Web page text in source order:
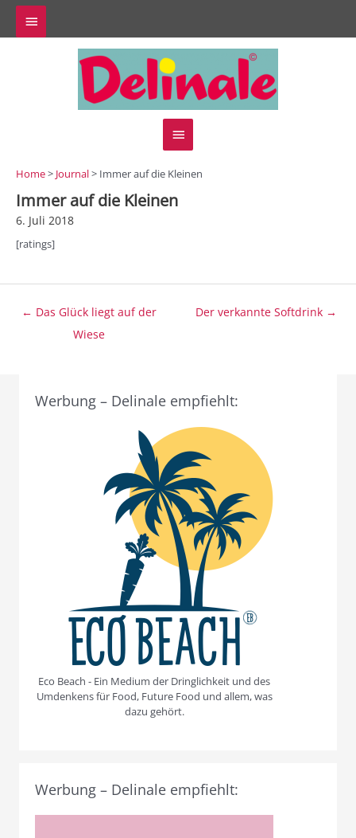
Zum
Inhalt
springen
Above
Hauptmenü
Home> Journal> Immer auf die Kleinen
Immer auf die Kleinen
6. Juli 2018
[ratings]
Beitragsnavigation
← Das Glück liegt auf der
Wiese
Der verkannte Softdrink →
Werbung – Delinale empfiehlt:
Eco Beach - Ein Medium der Dringlichkeit und des
Umdenkens für Food, Future Food und allem, was
dazu gehört.
Werbung – Delinale empfiehlt: